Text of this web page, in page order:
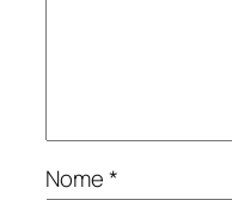
Nome*